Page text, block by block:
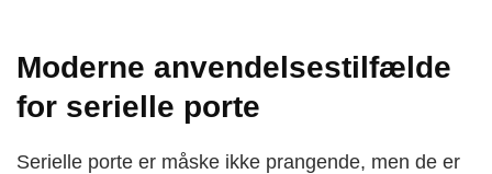
Moderne anvendelsestilfælde
for serielle porte
Serielle porte er måske ikke prangende, men de er